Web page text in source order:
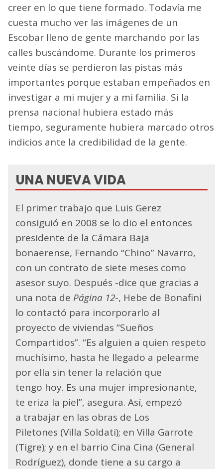
creer en lo que tiene formado. Todavía me
cuesta mucho ver las imágenes de un
Escobar lleno de gente marchando por las
calles buscándome. Durante los primeros
veinte días se perdieron las pistas más
importantes porque estaban empeñados en
investigar a mi mujer y a mi familia. Si la
prensa nacional hubiera estado más
tiempo, seguramente hubiera marcado otros
indicios ante la credibilidad de la gente.
UNA NUEVA VIDA
El primer trabajo que Luis Gerez
consiguió en 2008 se lo dio el entonces
presidente de la Cámara Baja
bonaerense, Fernando “Chino” Navarro,
con un contrato de siete meses como
asesor suyo. Después -dice que gracias a
una nota de Página 12-, Hebe de Bonafini
lo contactó para incorporarlo al
proyecto de viviendas “Sueños
Compartidos”. “Es alguien a quien respeto
muchísimo, hasta he llegado a pelearme
por ella sin tener la relación que
tengo hoy. Es una mujer impresionante,
te eriza la piel”, asegura. Así, empezó
a trabajar en las obras de Los
Piletones (Villa Soldati); en Villa Garrote
(Tigre); y en el barrio Cina Cina (General
Rodríguez), donde tiene a su cargo a